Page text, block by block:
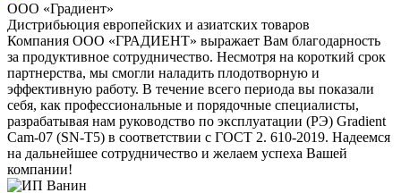
ООО «Градиент»
Дистрибьюция европейских и азиатских товаров
Компания ООО «ГРАДИЕНТ» выражает Вам благодарность
за продуктивное сотрудничество. Несмотря на короткий срок
партнерства, мы смогли наладить плодотворную и
эффективную работу. В течение всего периода вы показали
себя, как профессиональные и порядочные специалисты,
разрабатывая нам руководство по эксплуатации (РЭ) Gradient
Cam-07 (SN-T5) в соответствии с ГОСТ 2. 610-2019. Надеемся
на дальнейшее сотрудничество и желаем успеха Вашей
компании!